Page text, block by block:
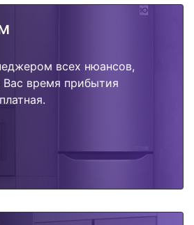
всех нюансов,
Вас время прибытия